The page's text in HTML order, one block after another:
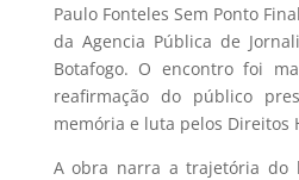
Paulo Fonteles Sem Ponto
da Agencia Pública de
Botafogo. O encontro foi
reafirmação do público
memória e luta pelos Direitos
A obra narra a trajetória do